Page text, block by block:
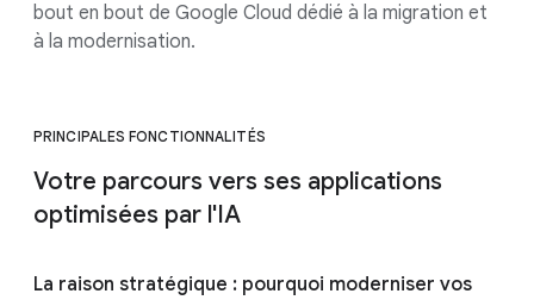
bout en bout de Google Cloud dédié à la migration et
à la modernisation.
PRINCIPALES FONCTIONNALITÉS
Votre parcours vers ses applications
optimisées par l'IA
La raison stratégique : pourquoi moderniser vos